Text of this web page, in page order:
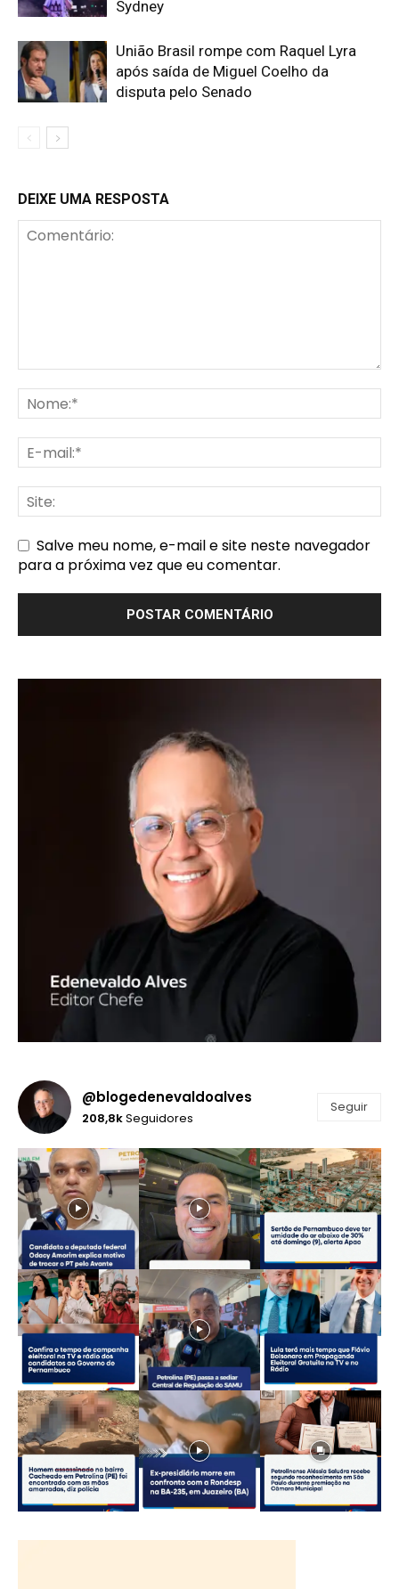
Sydney
União Brasil rompe com Raquel Lyra
após saída de Miguel Coelho da
disputa pelo Senado
DEIXE UMA RESPOSTA
Salve meu nome, e-mail e site neste navegador
para a próxima vez que eu comentar.
@blogedenevaldoalves
208,8kSeguidores
Seguir